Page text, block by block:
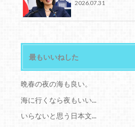
2026.07.31
最もいいねした
晩春の夜の海も良い。
海に行くなら夜もいい...
いらないと思う日本文...